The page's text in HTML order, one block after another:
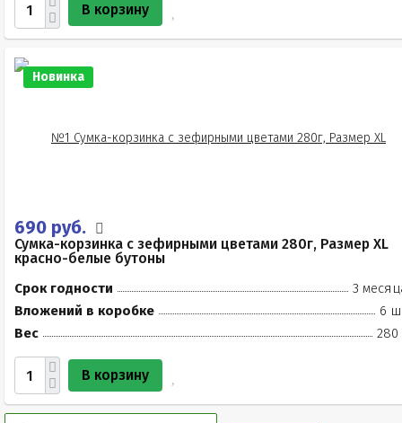
В корзину
Новинка
690 руб.
Сумка-корзинка с зефирными цветами 280г, Размер XL
красно-белые бутоны
Срок годности
3
Вложений в коробке
6
Вес
280
В корзину